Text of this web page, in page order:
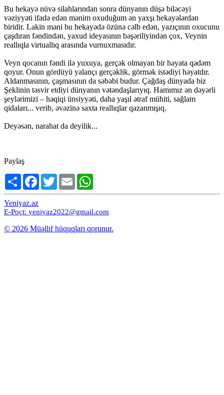
Bu hekayə nüvə silahlarından sonra dünyanın düşə biləcəyi
vəziyyəti ifadə edən mənim oxuduğum ən yaxşı hekayələrdən
biridir. Lakin məni bu hekayədə özünə cəlb edən, yazıçının oxucunu
çaşdıran fəndindən, yaxud ideyasının bəşəriliyindən çox, Veynin
reallıqla virtuallıq arasında vurnuxmasıdır.
Veyn qocanın fəndi ilə yuxuya, gerçək olmayan bir həyata qədəm
qoyur. Onun gördüyü yalançı gerçəklik, görmək istədiyi həyatdır.
Aldanmasının, çaşmasının da səbəbi budur. Çağdaş dünyada biz
Şeklinin təsvir etdiyi dünyanın vətəndaşlarıyıq. Hamımız ən dəyərli
şeylərimizi – həqiqi ünsiyyəti, daha yaşıl ətraf mühiti, sağlam
qidaları... verib, əvəzinə saxta reallıqlar qazanmışıq.
Deyəsən, narahat da deyilik...
Paylaş
Share Facebook
TwitterEmail
Yeniyaz.az
E-Poçt: yeniyaz2022@gmail.com
© 2026 Müəllif hüquqları qorunur.